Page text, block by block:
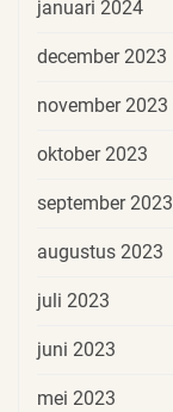
januari 2024
december 2023
november 2023
oktober 2023
september 2023
augustus 2023
juli 2023
juni 2023
mei 2023